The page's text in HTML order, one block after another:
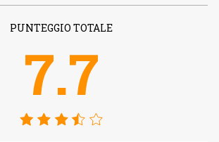
PUNTEGGIO TOTALE
7.7